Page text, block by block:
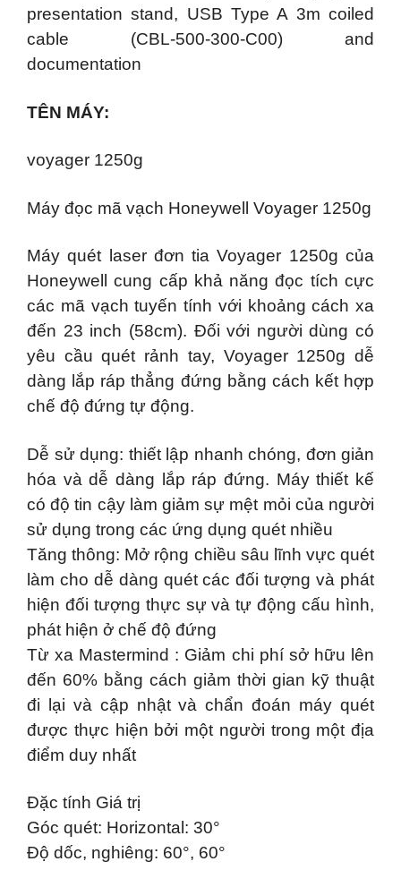
presentation stand, USB Type A 3m coiled
cable (CBL-500-300-C00) and
documentation
TÊN MÁY:
voyager 1250g
Máy đọc mã vạch Honeywell Voyager 1250g
Máy quét laser đơn tia Voyager 1250g của
Honeywell cung cấp khả năng đọc tích cực
các mã vạch tuyến tính với khoảng cách xa
đến 23 inch (58cm). Đối với người dùng có
yêu cầu quét rảnh tay, Voyager 1250g dễ
dàng lắp ráp thẳng đứng bằng cách kết hợp
chế độ đứng tự động.
Dễ sử dụng: thiết lập nhanh chóng, đơn giản
hóa và dễ dàng lắp ráp đứng. Máy thiết kế
có độ tin cậy làm giảm sự mệt mỏi của người
sử dụng trong các ứng dụng quét nhiều
Tăng thông: Mở rộng chiều sâu lĩnh vực quét
làm cho dễ dàng quét các đối tượng và phát
hiện đối tượng thực sự và tự động cấu hình,
phát hiện ở chế độ đứng
Từ xa Mastermind : Giảm chi phí sở hữu lên
đến 60% bằng cách giảm thời gian kỹ thuật
đi lại và cập nhật và chẩn đoán máy quét
được thực hiện bởi một người trong một địa
điểm duy nhất
Đặc tính Giá trị
Góc quét: Horizontal: 30°
Độ dốc, nghiêng: 60°, 60°